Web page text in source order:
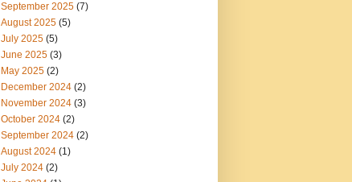
September 2025 (7)
August 2025 (5)
July 2025 (5)
June 2025 (3)
May 2025 (2)
December 2024 (2)
November 2024 (3)
October 2024 (2)
September 2024 (2)
August 2024 (1)
July 2024 (2)